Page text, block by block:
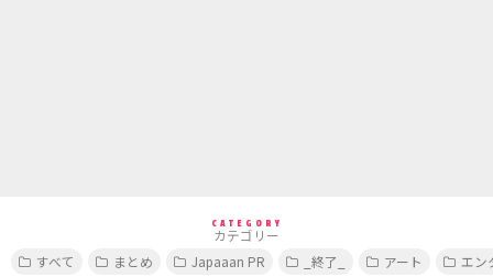
CATEGORY
カテゴリー
すべて
まとめ Japaaan PR _終了_ アート エン